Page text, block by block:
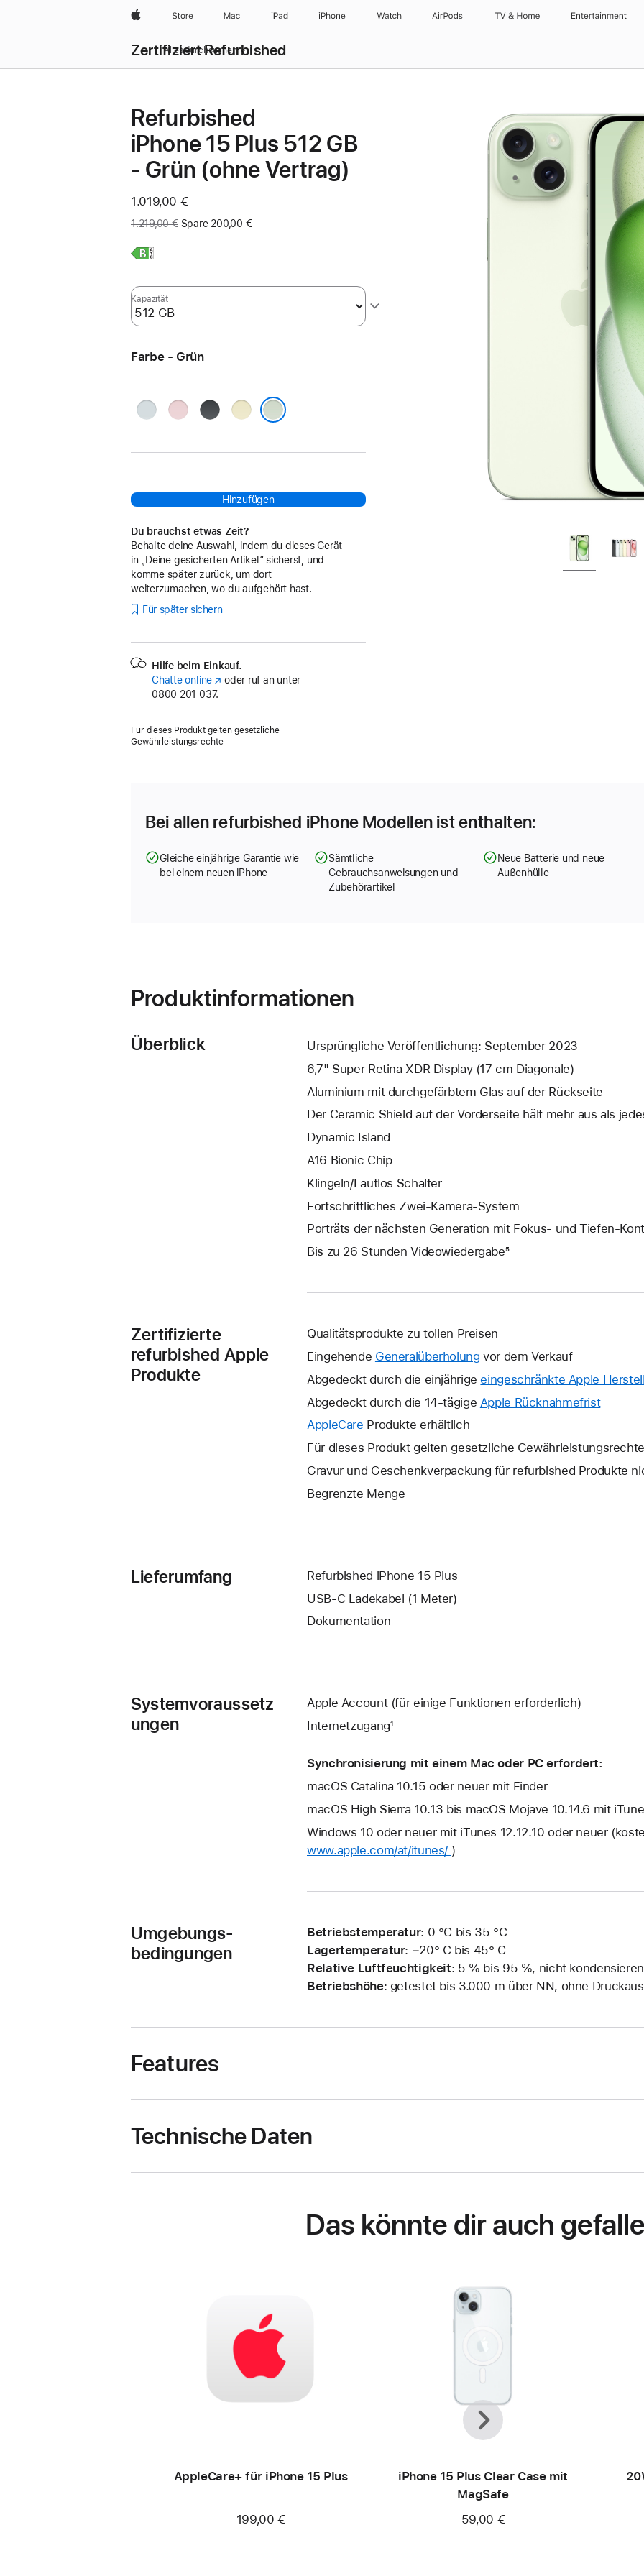
Apple Store Mac iPad iPhone Watch AirPods TV & Home Entertainment
Zertifiziert Refurbished
Alles durchsuchen
Refurbished
iPhone 15 Plus 512 GB
- Grün (ohne Vertrag)
Jetzt
1.019,00 €
Vorher:
1.219,00 € Spare 200,00 €
Weitere
Kapazität
Farbe - Grün
Blau Pink SchwarzGelb
Hinzufügen
Du brauchst etwas Zeit?
Behalte deine Auswahl, indem du dieses Gerät
in „Deine gesicherten Artikel“ sicherst, und
komme später zurück, um dort
weiterzumachen, wo du aufgehört hast.
Für später sichern
Hilfe beim Einkauf.
Chatte online (Öffnet
ein
oder ruf an unter
0800 201 037.
Für dieses Produkt gelten gesetzliche
Gewährleistungsrechte
Bei allen refurbished iPhone Modellen ist enthalten:
Gleiche einjährige Garantie wie
bei einem neuen iPhone
Sämtliche
Gebrauchsanweisungen und
Zubehörartikel
Neue Batterie und neue
Außenhülle
Produktinformationen
Überblick
Ursprüngliche Veröffentlichung: September 2023
6,7" Super Retina XDR Display (17 cm Diagonale)
Aluminium mit durchgefärbtem Glas auf der Rückseite
Der Ceramic Shield auf der Vorderseite hält mehr aus als
Dynamic Island
A16 Bionic Chip
Klingeln/Lautlos Schalter
Fortschrittliches Zwei‑Kamera‑System
Porträts der nächsten Generation mit Fokus- und
Bis zu 26 Stunden Videowiedergabe⁵
Zertifizierte
refurbished Apple
Produkte
Qualitätsprodukte zu tollen Preisen
Eingehende Generalüberholung vor dem Verkauf
Abgedeckt durch die einjährige eingeschränkte Apple
Abgedeckt durch die 14-tägige Apple RücknahmefristEin
wird
AppleCare Ein
neues
wird
geöffnet.
Produkte erhältlich
Für dieses Produkt gelten gesetzliche Gewährleistungsrechte
Gravur und Geschenkverpackung für refurbished Produkte
Begrenzte Menge
Lieferumfang
Refurbished iPhone 15 Plus
USB‑C Ladekabel (1 Meter)
Dokumentation
Systemvoraussetz
ungen
Apple Account (für einige Funktionen erforderlich)
Internetzugang¹
Synchronisierung mit einem Mac oder PC erfordert:
macOS Catalina 10.15 oder neuer mit Finder
macOS High Sierra 10.13 bis macOS Mojave 10.14.6 mit
Windows 10 oder neuer mit iTunes 12.12.10 oder neuer
www.apple.com/at/itunes/ )
Umgebungs-
bedingungen
Betriebstemperatur: 0 °C bis 35 °C
Lagertemperatur: −20° C bis 45° C
Relative Luftfeuchtigkeit: 5 % bis 95 %, nicht
Betriebshöhe: getestet bis 3.000 m über NN, ohne
Features
Technische Daten
Das könnte dir auch
AppleCare+ für iPhone 15 Plus
199,00 €
iPhone 15 Plus Clear Case mit
MagSafe
59,00 €
Zurück
Weiter